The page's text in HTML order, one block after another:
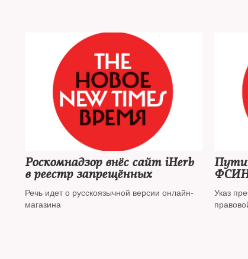
Роскомнадзор внёс сайт iHerb
в реестр запрещённых
Речь идет о русскоязычной версии онлайн-
магазина
ФСИН
Указ